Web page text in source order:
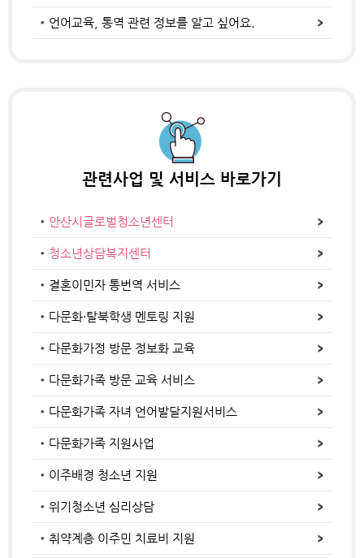
언어교육, 통역 관련 정보를 알고 싶어요.
관련사업 및 서비스 바로가기
안산시글로벌청소년센터
청소년상담복지센터
결혼이민자 통번역 서비스
다문화·탈북학생 멘토링 지원
다문화가정 방문 정보화 교육
다문화가족 방문 교육 서비스
다문화가족 자녀 언어발달지원서비스
다문화가족 지원사업
이주배경 청소년 지원
위기청소년 심리상담
취약계층 이주민 치료비 지원